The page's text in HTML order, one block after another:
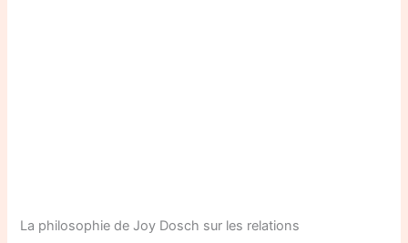
La philosophie de Joy Dosch sur les relations